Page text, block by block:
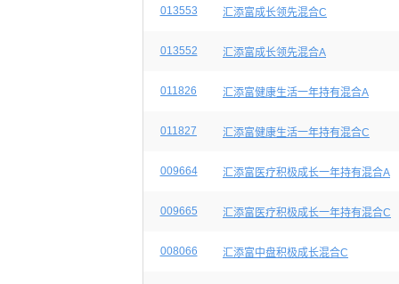
013553 汇添富成长领先混合C
013552 汇添富成长领先混合A
011826 汇添富健康生活一年持有混合A
011827 汇添富健康生活一年持有混合C
009664 汇添富医疗积极成长一年持有混合A
009665 汇添富医疗积极成长一年持有混合C
008066 汇添富中盘积极成长混合C